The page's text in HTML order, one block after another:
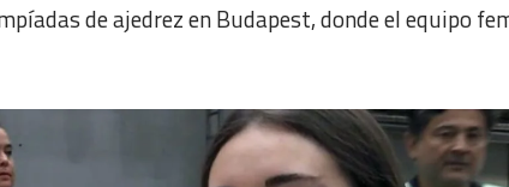
de ajedrez en Budapest, donde el equipo